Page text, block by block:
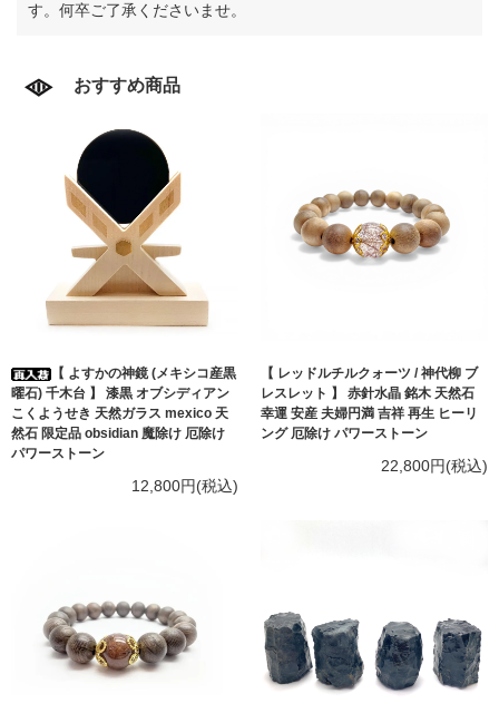
す。何卒ご了承くださいませ。
おすすめ商品
【 よすかの神鏡 (メキシコ産黒
曜石) 千木台 】 漆黒 オブシディアン
こくようせき 天然ガラス mexico 天
然石 限定品 obsidian 魔除け 厄除け
パワーストーン
12,800円(税込)
【 レッドルチルクォーツ / 神代柳 ブ
レスレット 】 赤針水晶 銘木 天然石
幸運 安産 夫婦円満 吉祥 再生 ヒーリ
ング 厄除け パワーストーン
22,800円(税込)